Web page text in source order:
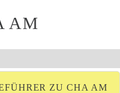
AM
ZU CHA AM